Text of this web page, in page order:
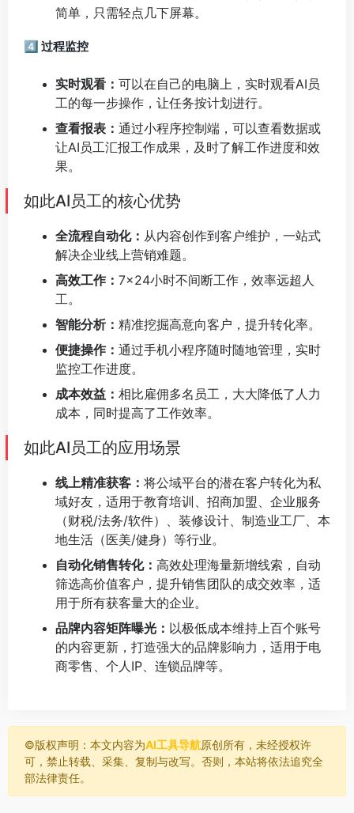
简单，只需轻点几下屏幕。
4️⃣ 过程监控
实时观看： 可以在自己的电脑上，实时观看AI员
工的每一步操作，让任务按计划进行。
查看报表： 通过小程序控制端，可以查看数据或
让AI员工汇报工作成果，及时了解工作进度和效
果。
如此AI员工的核心优势
全流程自动化： 从内容创作到客户维护，一站式
解决企业线上营销难题。
高效工作： 7×24小时不间断工作，效率远超人
工。
智能分析： 精准挖掘高意向客户，提升转化率。
便捷操作： 通过手机小程序随时随地管理，实时
监控工作进度。
成本效益： 相比雇佣多名员工，大大降低了人力
成本，同时提高了工作效率。
如此AI员工的应用场景
线上精准获客： 将公域平台的潜在客户转化为私
域好友，适用于教育培训、招商加盟、企业服务
（财税/法务/软件）、装修设计、制造业工厂、本
地生活（医美/健身）等行业。
自动化销售转化： 高效处理海量新增线索，自动
筛选高价值客户，提升销售团队的成交效率，适
用于所有获客量大的企业。
品牌内容矩阵曝光： 以极低成本维持上百个账号
的内容更新，打造强大的品牌影响力，适用于电
商零售、个人IP、连锁品牌等。
©️版权声明：本文内容为AI工具导航原创所有，未经授权许
可，禁止转载、采集、复制与改写。否则，本站将依法追究全
部法律责任。